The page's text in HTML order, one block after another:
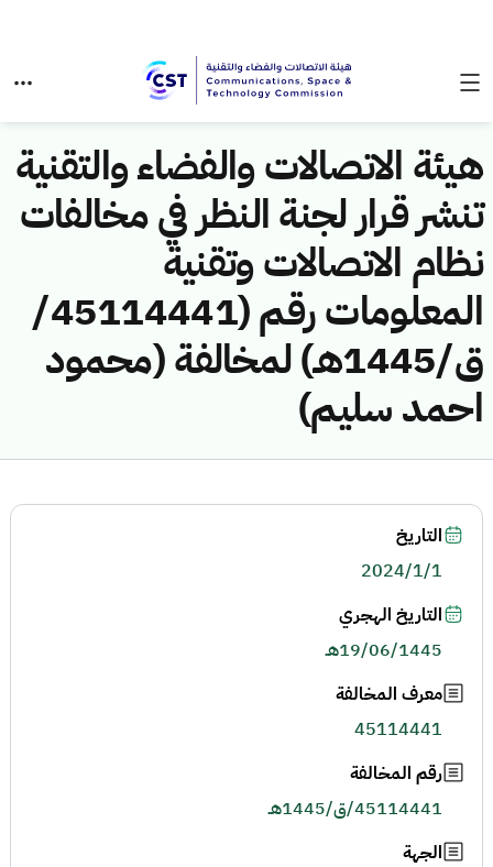
هيئة الاتصالات والفضاء والتقنية
تنشر قرار لجنة النظر في مخالفات
نظام الاتصالات وتقنية
المعلومات رقم (45114441/
ق/1445هـ) لمخالفة (محمود
احمد سليم)
التاريخ
2024/1/1
التاريخ الهجري
19/06/1445هـ
معرف المخالفة
45114441
رقم المخالفة
45114441/ق/1445هـ
الجهة